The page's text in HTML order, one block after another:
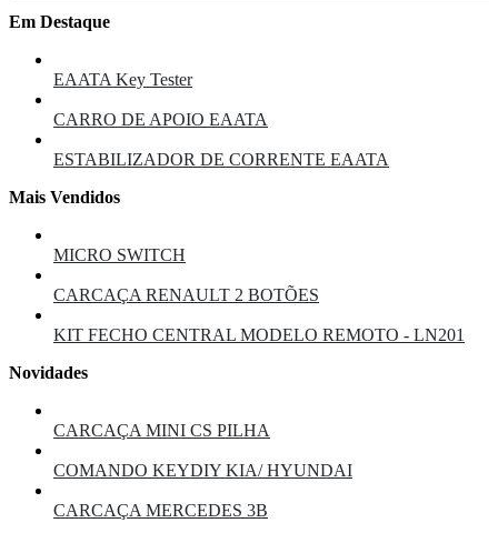
Em Destaque
EAATA Key Tester
CARRO DE APOIO EAATA
ESTABILIZADOR DE CORRENTE EAATA
Mais Vendidos
MICRO SWITCH
CARCAÇA RENAULT 2 BOTÕES
KIT FECHO CENTRAL MODELO REMOTO - LN201
Novidades
CARCAÇA MINI CS PILHA
COMANDO KEYDIY KIA/ HYUNDAI
CARCAÇA MERCEDES 3B